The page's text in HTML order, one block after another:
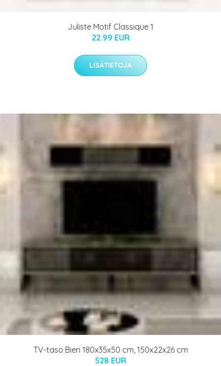
Juliste Motif Classique 1
22.99 EUR
LISÄTIETOJA
TV-taso Bien 180x35x50 cm, 150x22x26 cm
528 EUR